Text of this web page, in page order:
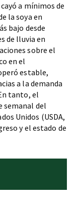
a mínimos de
la soya en
bajo desde
de lluvia en
sobre el
en el
estable,
a la demanda
tanto, el
semanal del
Unidos (USDA,
y el estado de